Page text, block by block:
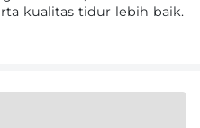
kualitas tidur lebih baik.